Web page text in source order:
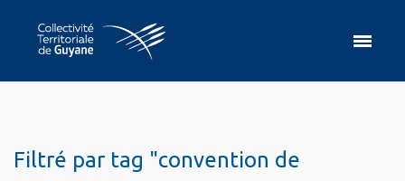
Filtré par tag "convention de